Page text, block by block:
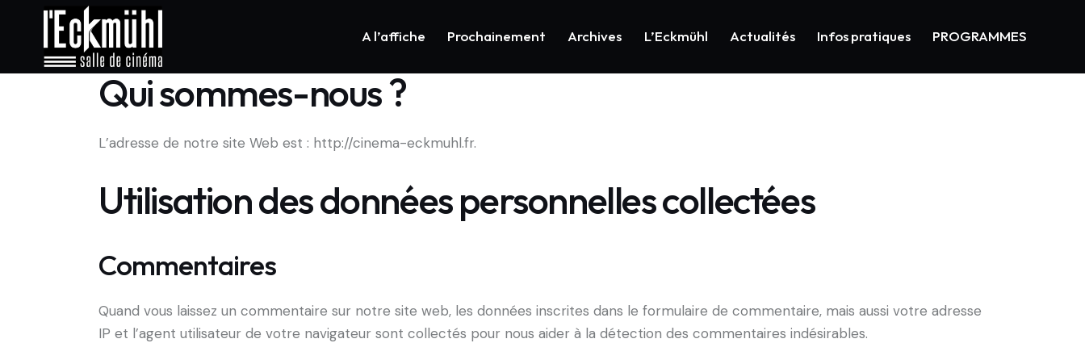
A l’affiche Prochainement Archives L’Eckmühl Actualités Infos pratiques PROGRAMMES
Qui sommes-nous ?
L’adresse de notre site Web est : http://cinema-eckmuhl.fr.
Utilisation des données personnelles collectées
Commentaires
Quand vous laissez un commentaire sur notre site web, les données inscrites dans le formulaire de commentaire, mais aussi votre adresse
IP et l’agent utilisateur de votre navigateur sont collectés pour nous aider à la détection des commentaires indésirables.